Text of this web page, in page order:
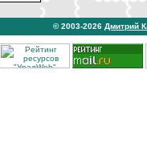
© 2003-2026 Дмитрий